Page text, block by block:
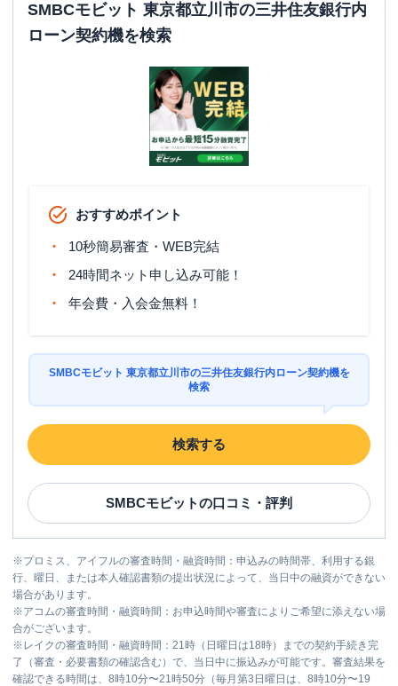
SMBCモビット 東京都立川市の三井住友銀行内
ローン契約機を検索
おすすめポイント
10秒簡易審査・WEB完結
24時間ネット申し込み可能！
年会費・入会金無料！
SMBCモビット 東京都立川市の三井住友銀行内ローン契約機を
検索
検索する
SMBCモビットの口コミ・評判
※プロミス、アイフルの審査時間・融資時間：申込みの時間帯、利用する銀
行、曜日、または本人確認書類の提出状況によって、当日中の融資ができない
場合があります。
※アコムの審査時間・融資時間：お申込時間や審査によりご希望に添えない場
合がございます。
※ レイクの審査時間・融資時間：21時（日曜日は18時）までの契約手続き完
了（審査・必要書類の確認含む）で、当日中に振込みが可能です。審査結果を
確認できる時間は、8時10分〜21時50分（毎月第3日曜日は、8時10分〜19